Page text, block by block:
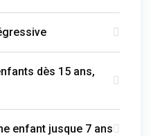
dès 15 ans,
enfant jusque 7 ans